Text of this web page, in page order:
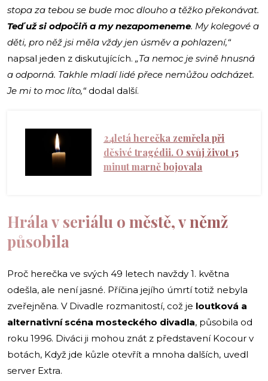
stopa za tebou se bude moc dlouho a těžko překonávat.
Teď už si odpočiň a my nezapomeneme. My kolegové a
děti, pro něž jsi měla vždy jen úsměv a pohlazení,“
napsal jeden z diskutujících. „Ta nemoc je svině hnusná
a odporná. Takhle mladí lidé přece nemůžou odcházet.
Je mi to moc líto,“ dodal další.
24letá herečka zemřela při
děsivé tragédii. O svůj život 15
minut marně bojovala
Hrála v seriálu o městě, v němž
působila
Proč herečka ve svých 49 letech navždy 1. května
odešla, ale není jasné. Příčina jejího úmrtí totiž nebyla
zveřejněna. V Divadle rozmanitostí, což je loutková a
alternativní scéna mosteckého divadla, působila od
roku 1996. Diváci ji mohou znát z představení Kocour v
botách, Když jde kůzle otevřít a mnoha dalších, uvedl
server Extra.